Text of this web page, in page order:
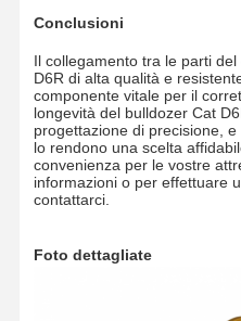
Conclusioni
Il collegamento tra le parti
D6R di alta qualità e
componente vitale per il
longevità del bulldozer Cat
progettazione di precisione,
lo rendono una scelta
convenienza per le vostre
informazioni o per effettuare
contattarci.
Foto dettagliate